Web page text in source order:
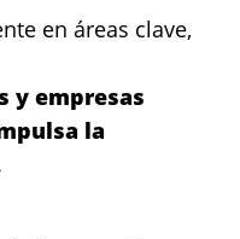
en áreas clave,
y empresas
la